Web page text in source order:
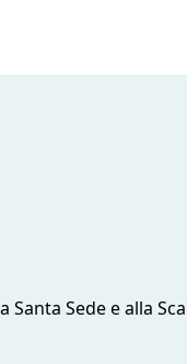
Sede e alla